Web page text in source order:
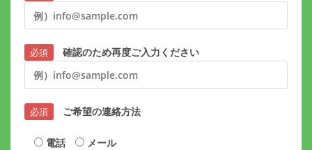
必須 確認のため再度ご入力ください
必須 ご希望の連絡方法
電話 メール